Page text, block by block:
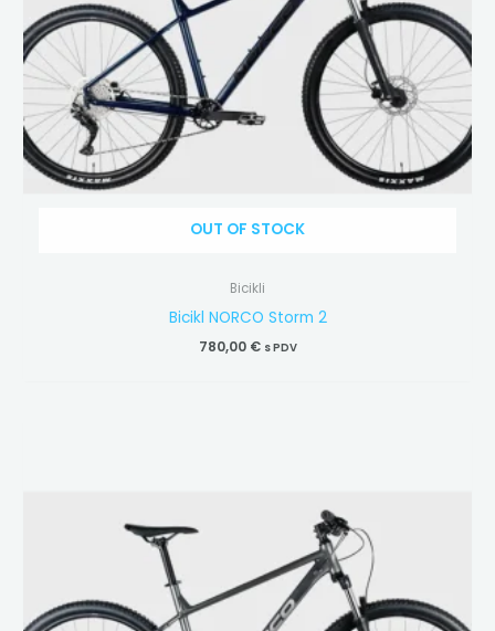
OUT OF STOCK
Bicikli
Bicikl NORCO Storm 2
780,00 € s PDV